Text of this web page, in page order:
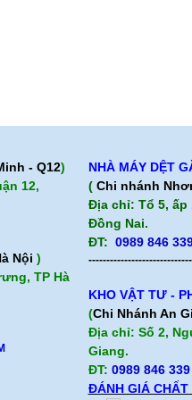
- Q12)
12,
Nội)
TP Hà
NHÀ MÁY DỆT
( Chi nhánh
Địa chỉ: Tổ 5, ấp
Đồng Nai.
ĐT: 0989 846
KHO VẬT TƯ -
(Chi Nhánh An
Địa chỉ: Số 2,
Giang.
ĐT: 0989 846 339
ĐÁNH GIÁ